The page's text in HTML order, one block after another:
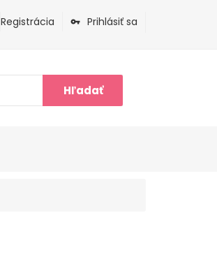
Registrácia Prihlásiť sa
Hľadať